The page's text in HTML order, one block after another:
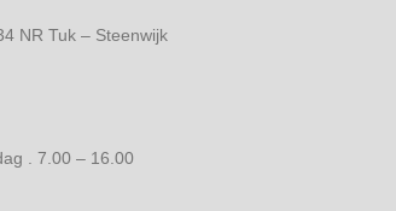
NR Tuk – Steenwijk
. 7.00 – 16.00